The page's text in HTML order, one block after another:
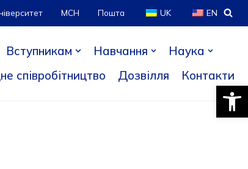
МСН Пошта UK EN
Вступникам Навчання
Наука
співробітництво Дозвілля Контакти